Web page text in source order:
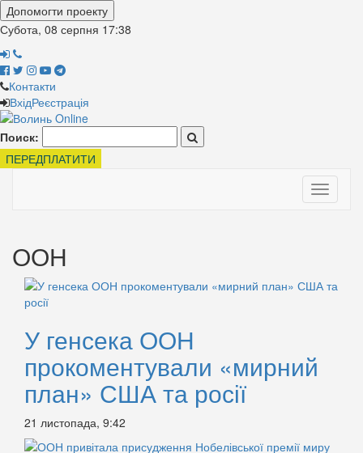
Допомогти проекту
Субота, 08 серпня 17:38
Контакти
ВхідРеєстрація
Поиск:
ПЕРЕДПЛАТИТИ
Toggle
ООН
У генсека ООН
прокоментували «мирний
план» США та росії
21 листопада, 9:42